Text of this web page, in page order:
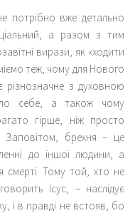
потрібно вже детально
а разом з тим
вирази, як «ходити
теж, чому для Нового
різнозначне з духовною
себе, а також чому
гірше, ніж просто
Заповітом, брехня – це
до іншої людини, а
смерті. Тому той, хто не
Ісус, – наслідує
і в правді не встояв, бо